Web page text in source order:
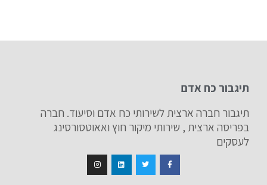
תיגבור כח אדם
תיגבור חברה ארצית לשירותי כח אדם וסיעוד. חברה
בפריסה ארצית , שירותי מיקור חוץ ואאוטסורסינג
לעסקים